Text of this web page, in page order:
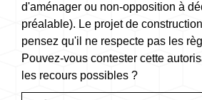
d'aménager ou non-opposition à
préalable). Le projet de
pensez qu'il ne respecte pas les
Pouvez-vous contester cette
les recours possibles ?